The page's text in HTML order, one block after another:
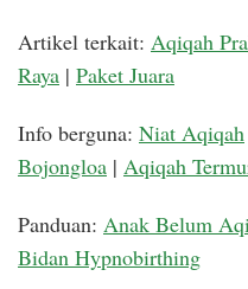
Artikel terkait: Aqiqah
Raya | Paket Juara
Info berguna: Niat Aqiqah
Bojongloa | Aqiqah
Panduan: Anak Belum
Bidan Hypnobirthing